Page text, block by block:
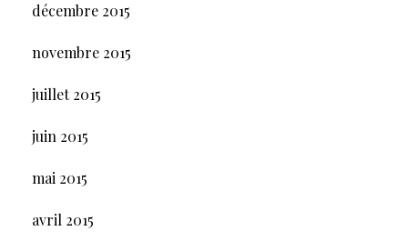
décembre 2015
novembre 2015
juillet 2015
juin 2015
mai 2015
avril 2015